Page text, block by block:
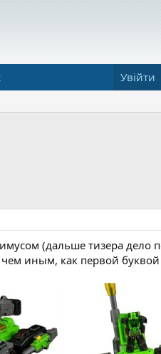
Увійти
(дальше тизера дело
чем иным, как первой